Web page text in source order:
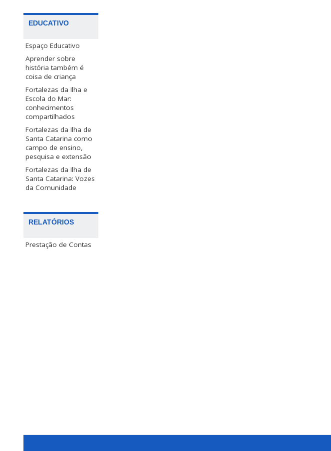
EDUCATIVO
Espaço Educativo
Aprender sobre
história também é
coisa de criança
Fortalezas da Ilha e
Escola do Mar:
conhecimentos
compartilhados
Fortalezas da Ilha de
Santa Catarina como
campo de ensino,
pesquisa e extensão
Fortalezas da Ilha de
Santa Catarina: Vozes
da Comunidade
RELATÓRIOS
Prestação de Contas